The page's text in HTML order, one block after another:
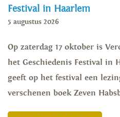
Festival in Haarlem
5 augustus 2026
Op zaterdag 17 oktober is
het Geschiedenis Festival in
geeft op het festival een
verschenen boek Zeven